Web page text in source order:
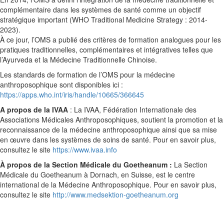
complémentaire dans les systèmes de santé comme un objectif
stratégique important (WHO Traditional Medicine Strategy : 2014-
2023).
À ce jour, l’OMS a publié des critères de formation analogues pour les
pratiques traditionnelles, complémentaires et intégratives telles que
l’Ayurveda et la Médecine Traditionnelle Chinoise.
Les standards de formation de l’OMS pour la médecine
anthroposophique sont disponibles ici :
https://apps.who.int/iris/handle/10665/366645
A propos de la IVAA : La IVAA, Fédération Internationale des
Associations Médicales Anthroposophiques, soutient la promotion et la
reconnaissance de la médecine anthroposophique ainsi que sa mise
en œuvre dans les systèmes de soins de santé. Pour en savoir plus,
consultez le site https://www.ivaa.info
À propos de la Section Médicale du Goetheanum : La Section
Médicale du Goetheanum à Dornach, en Suisse, est le centre
international de la Médecine Anthroposophique. Pour en savoir plus,
consultez le site http://www.medsektion-goetheanum.org